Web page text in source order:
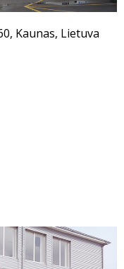
Kaunas, Lietuva